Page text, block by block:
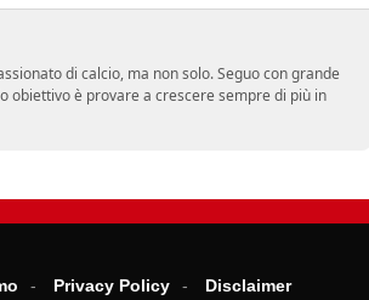
di calcio, ma non solo. Seguo con grande
obiettivo è provare a crescere sempre di più in
Privacy Policy Disclaimer